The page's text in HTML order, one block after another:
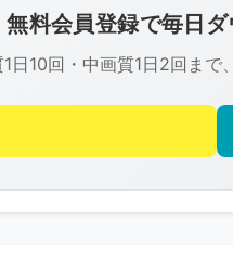
像
R-
著
作
権
無料会員登録で毎日
日10回・中画質1日2回ま